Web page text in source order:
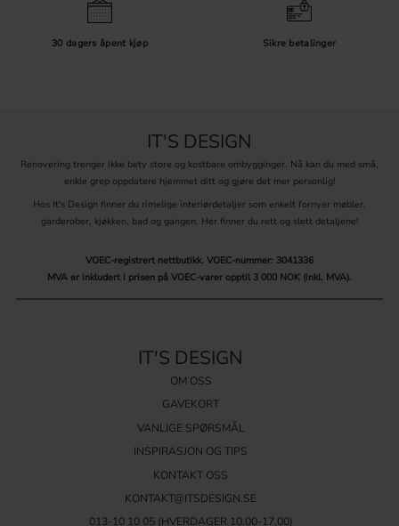
30 dagers åpent kjøp Sikre betalinger
IT'S DESIGN
Renovering trenger ikke bety store og kostbare ombygginger. Nå kan du med små,
enkle grep oppdatere hjemmet ditt og gjøre det mer personlig!
Hos It's Design finner du rimelige interiørdetaljer som enkelt fornyer møbler,
garderober, kjøkken, bad og gangen. Her finner du rett og slett detaljene!
VOEC-registrert nettbutikk. VOEC-nummer: 3041336
MVA er inkludert i prisen på VOEC-varer opptil 3 000 NOK (inkl. MVA).
IT'S DESIGN
OM OSS
GAVEKORT
VANLIGE SPØRSMÅL
INSPIRASJON OG TIPS
KONTAKT OSS
KONTAKT@ITSDESIGN.SE
013-10 10 05(HVERDAGER 10.00-17.00)